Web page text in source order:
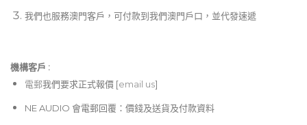
我們也服務澳門客戶，可付款到我們澳門戶口，並代發速遞
機構客戶 :​
電郵我們要求正式報價 [email us]
NE AUDIO 會電郵回覆：價錢及送貨及付款資料